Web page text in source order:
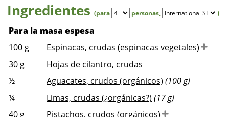
Ingredientes (para personas, )
Para la masa espesa
100 g
Espinacas, crudas (espinacas vegetales)
30 g
Hojas de cilantro, crudas
½
Aguacates, crudos (orgánicos) (100 g)
¼
Limas, crudas (¿orgánicas?) (17 g)
40 g
Pistachos, crudos (orgánicos)